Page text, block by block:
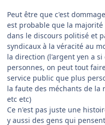
Peut être que c'est
est probable que la
dans le discours politisé et
syndicaux à la véracité au
la direction (l'argent yen a
personnes, on peut tout
service public que plus
la faute des méchants de la
etc etc)
Ce n'est pas juste une
y aussi des gens qui